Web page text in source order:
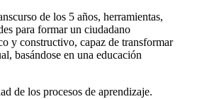
de los 5 años, herramientas,
para formar un ciudadano
y constructivo, capaz de transformar
basándose en una educación
de los procesos de aprendizaje.